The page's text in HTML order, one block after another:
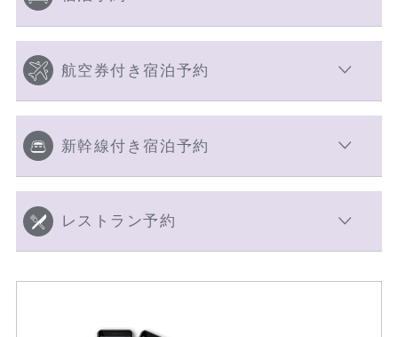
航空券付き宿泊予約
新幹線付き宿泊予約
レストラン予約